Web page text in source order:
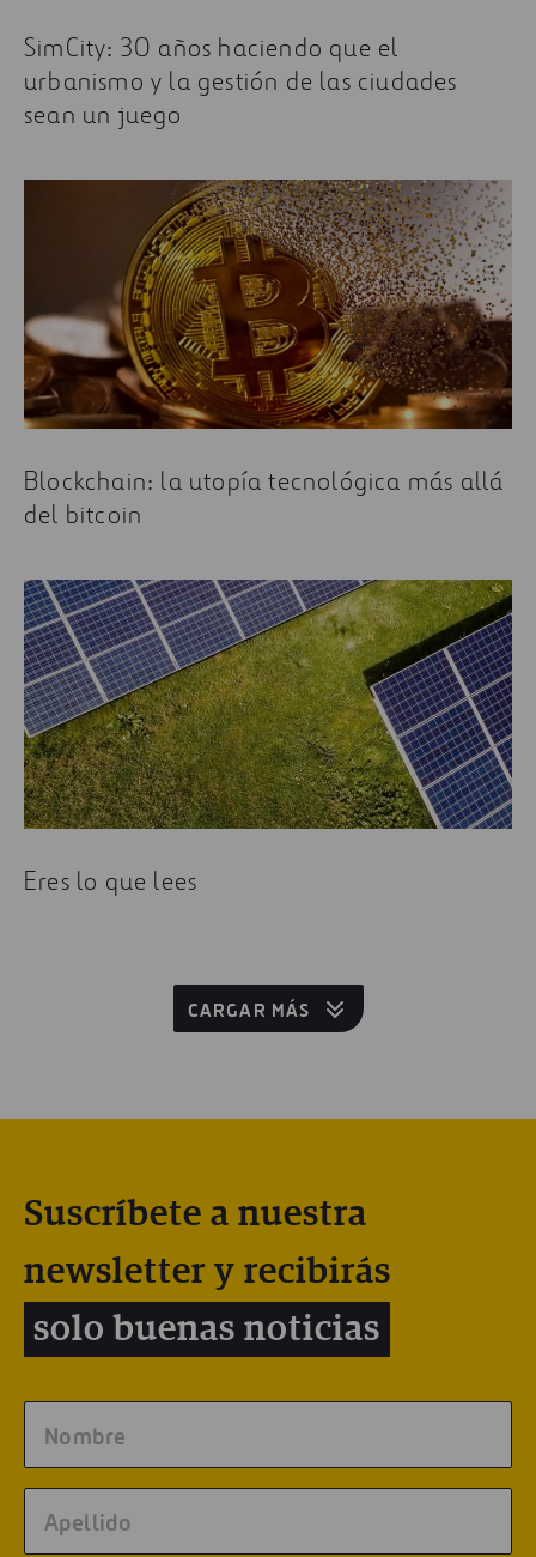
SimCity: 30 años haciendo que el
urbanismo y la gestión de las ciudades
sean un juego
Blockchain: la utopía tecnológica más allá
del bitcoin
Eres lo que lees
CARGAR MÁS
Suscríbete a nuestra
newsletter y recibirás
solo buenas noticias